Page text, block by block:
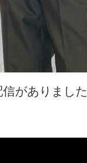
がありました